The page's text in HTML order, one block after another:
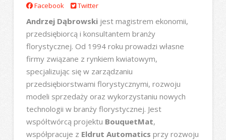
Facebook Twitter
Andrzej Dąbrowskijest magistrem ekonomii,
przedsiębiorcą i konsultantem branży
florystycznej. Od 1994 roku prowadzi własne
firmy związane z rynkiem kwiatowym,
specjalizując się w zarządzaniu
przedsiębiorstwami florystycznymi, rozwoju
modeli sprzedaży oraz wykorzystaniu nowych
technologii w branży florystycznej. Jest
współtwórcą projektu BouquetMat,
współpracuje z Eldrut Automatics przy rozwoju